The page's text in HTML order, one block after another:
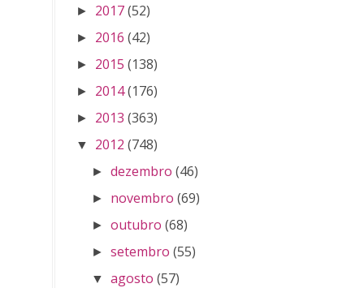
► 2017(52)
► 2016 (42)
► 2015 (138)
► 2014(176)
► 2013 (363)
▼ 2012 (748)
►dezembro (46)
► novembro (69)
►outubro (68)
►setembro (55)
▼ agosto (57)